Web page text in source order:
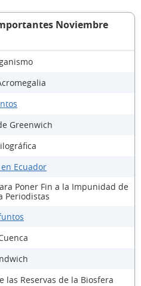
Noviembre
Greenwich
Ecuador
Poner Fin a la Impunidad de
Periodistas
las Reservas de la Biosfera